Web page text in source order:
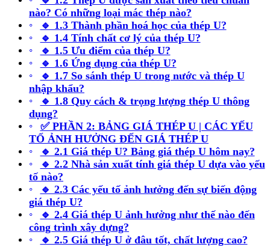
nào? Có những loại mác thép nào?
🔹 1.3 Thành phần hoá học của thép U?
🔹 1.4 Tính chất cơ lý của thép U?
🔹 1.5 Ưu điểm của thép U?
🔹 1.6 Ứng dụng của thép U?
🔹 1.7 So sánh thép U trong nước và thép U
nhập khẩu?
🔹 1.8 Quy cách & trọng lượng thép U thông
dụng?
✅ PHẦN 2: BẢNG GIÁ THÉP U | CÁC YẾU
TỐ ẢNH HƯỞNG ĐẾN GIÁ THÉP U
🔹 2.1 Giá thép U? Bảng giá thép U hôm nay?
🔹 2.2 Nhà sản xuất tính giá thép U dựa vào yếu
tố nào?
🔹 2.3 Các yếu tố ảnh hưởng đến sự biến động
giá thép U?
🔹 2.4 Giá thép U ảnh hưởng như thế nào đến
công trình xây dựng?
🔹 2.5 Giá thép U ở đâu tốt, chất lượng cao?